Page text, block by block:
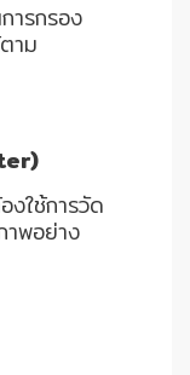
ารกรอง
าม
ใช้การวัด
พอย่าง